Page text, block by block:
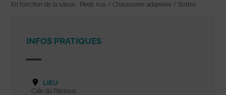
En fonction de la saison : Pieds nus / Chaussures adaptées / Bottes
INFOS PRATIQUES
LIEU
Cale du Passous